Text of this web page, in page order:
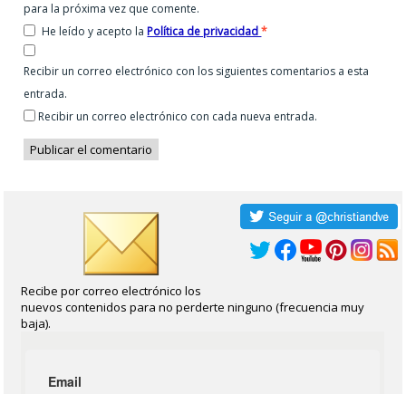
para la próxima vez que comente.
He leído y acepto laPolítica de privacidad*
Recibir un correo electrónico con los siguientes comentarios a esta
entrada.
Recibir un correo electrónico con cada nueva entrada.
Recibe por correo electrónico los
nuevos contenidos para no perderte ninguno (frecuencia muy
baja).